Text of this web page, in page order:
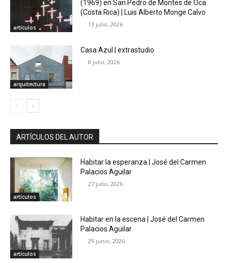
artículos
(1969) en San Pedro de Montes de Oca
(Costa Rica) | Luis Alberto Monge Calvo
13 julio, 2026
arquitectura
Casa Azul | extrastudio
8 julio, 2026
ARTÍCULOS DEL AUTOR
artículos
Habitar la esperanza | José del Carmen
Palacios Aguilar
27 julio, 2026
artículos
Habitar en la escena | José del Carmen
Palacios Aguilar
29 junio, 2026